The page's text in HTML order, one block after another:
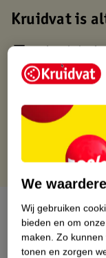
Kruidvat is
Op werkdagen
Gratis
Gratis punten
Over dit
We
Wij gebruiken
bieden en om
maken. Zo kunnen
tonen en zorgen